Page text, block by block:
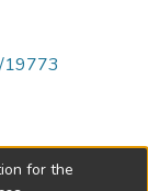
19773
for the